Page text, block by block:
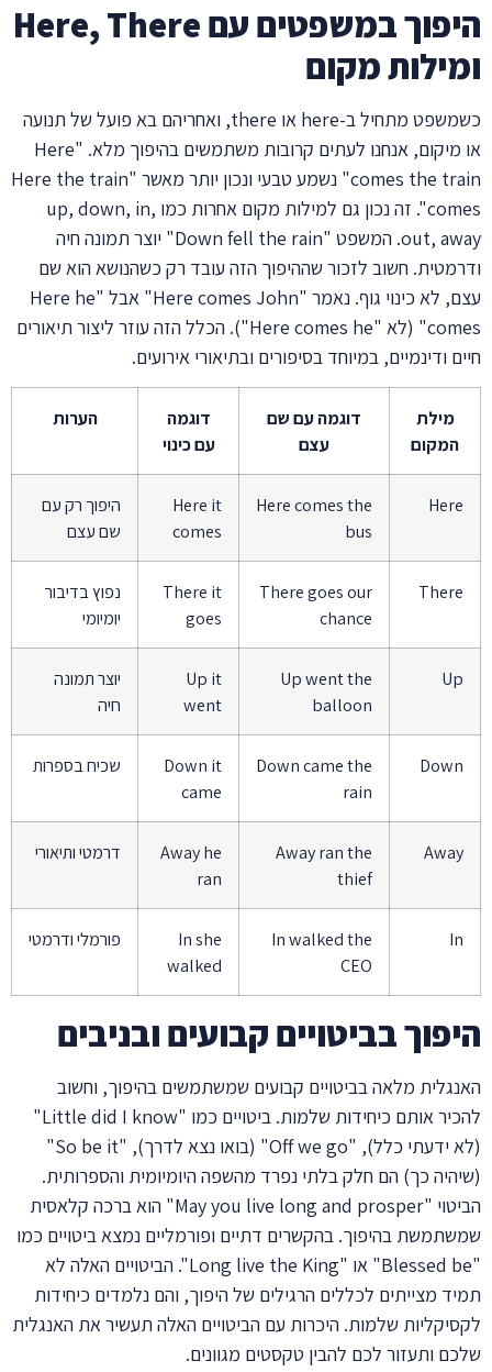
היפוך במשפטים עם Here, There
ומילות מקום
כשמשפט מתחיל ב-here או there, ואחריהם בא פועל של תנועה
או מיקום, אנחנו לעתים קרובות משתמשים בהיפוך מלא. "Here
comes the train" נשמע טבעי ונכון יותר מאשר "Here the train
comes". זה נכון גם למילות מקום אחרות כמו up, down, in,
out, away. המשפט "Down fell the rain" יוצר תמונה חיה
ודרמטית. חשוב לזכור שההיפוך הזה עובד רק כשהנושא הוא שם
עצם, לא כינוי גוף. נאמר "Here comes John" אבל "Here he
comes" (לא "Here comes he"). הכלל הזה עוזר ליצור תיאורים
חיים ודינמיים, במיוחד בסיפורים ובתיאורי אירועים.
מילת
המקום
דוגמה עם שם
עצם
דוגמה
עם כינוי
הערות
Here
Here comes the
bus
Here it
comes
היפוך רק עם
שם עצם
There
There goes our
chance
There it
goes
נפוץ בדיבור
יומיומי
Up
Up went the
balloon
Up it
went
יוצר תמונה
חיה
Down
Down came the
rain
Down it
came
שכיח בספרות
Away
Away ran the
thief
Away he
ran
דרמטי ותיאורי
In
In walked the
CEO
In she
walked
פורמלי ודרמטי
היפוך בביטויים קבועים ובניבים
האנגלית מלאה בביטויים קבועים שמשתמשים בהיפוך, וחשוב
להכיר אותם כיחידות שלמות. ביטויים כמו "Little did I know"
(לא ידעתי כלל), "Off we go" (בואו נצא לדרך), "So be it"
(שיהיה כך) הם חלק בלתי נפרד מהשפה היומיומית והספרותית.
הביטוי "May you live long and prosper" הוא ברכה קלאסית
שמשתמשת בהיפוך. בהקשרים דתיים ופורמליים נמצא ביטויים כמו
"Blessed be" או "Long live the King". הביטויים האלה לא
תמיד מצייתים לכללים הרגילים של היפוך, והם נלמדים כיחידות
לקסיקליות שלמות. היכרות עם הביטויים האלה תעשיר את האנגלית
שלכם ותעזור לכם להבין טקסטים מגוונים.